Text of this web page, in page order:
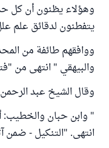
وهؤلاء يظنون أن كل
يتفطنون لدقائق علم
ووافقهم طائفة من
‌والبيهقي " انتهى من "فتح
وقال الشيخ عبد
" وابن حبان والخطيب:
انتهى. "التنكيل - ضمن آثار